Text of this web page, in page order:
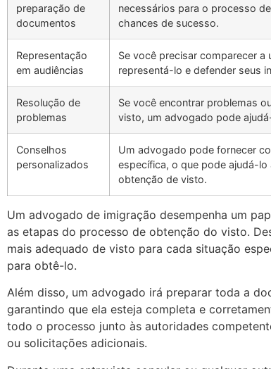
preparação de
documentos
necessários para o processo
chances de sucesso.
Representação
em audiências
Se você precisar comparecer
representá-lo e defender seus
Resolução de
problemas
Se você encontrar problemas
visto, um advogado pode
Conselhos
personalizados
Um advogado pode fornecer
específica, o que pode ajudá-
obtenção de visto.
Um advogado de imigração desempenha um
as etapas do processo de obtenção do visto.
mais adequado de visto para cada situação
para obtê-lo.
Além disso, um advogado irá preparar toda a
garantindo que ela esteja completa e
todo o processo junto às autoridades
ou solicitações adicionais.